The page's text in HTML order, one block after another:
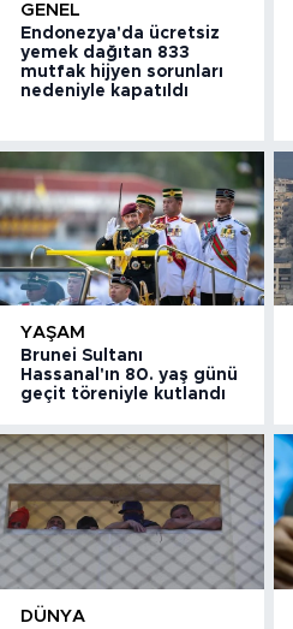
GENEL
Endonezya'da ücretsiz
yemek dağıtan 833
mutfak hijyen sorunları
nedeniyle kapatıldı
YAŞAM
Brunei Sultanı
Hassanal'ın 80. yaş günü
geçit töreniyle kutlandı
DÜNYA